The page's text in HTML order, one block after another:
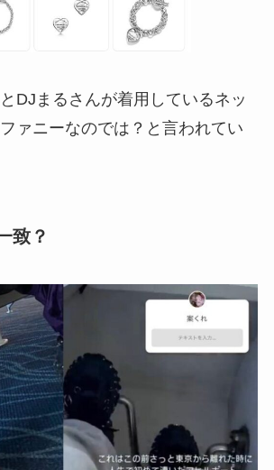
DJまるさんが着用しているネッ
ァニーなのでは？と言われてい
致？